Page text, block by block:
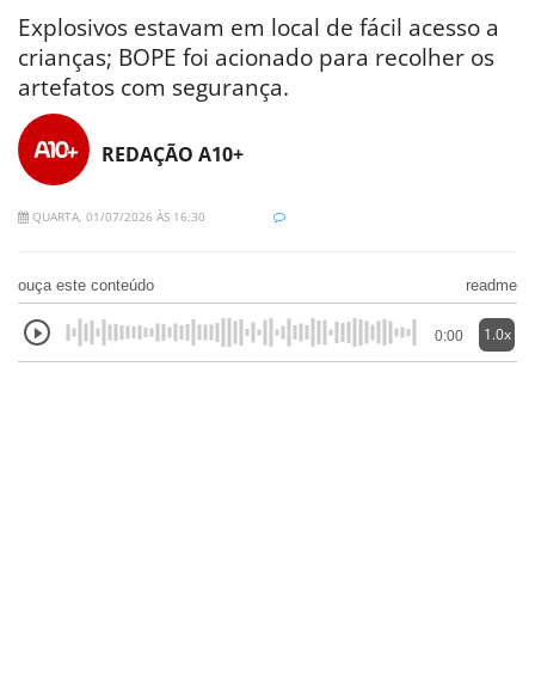
Explosivos estavam em local de fácil acesso a
crianças; BOPE foi acionado para recolher os
artefatos com segurança.
REDAÇÃO A10+
QUARTA, 01/07/2026 ÀS 16:30
ouça este conteúdo readme
0:00 1.0x